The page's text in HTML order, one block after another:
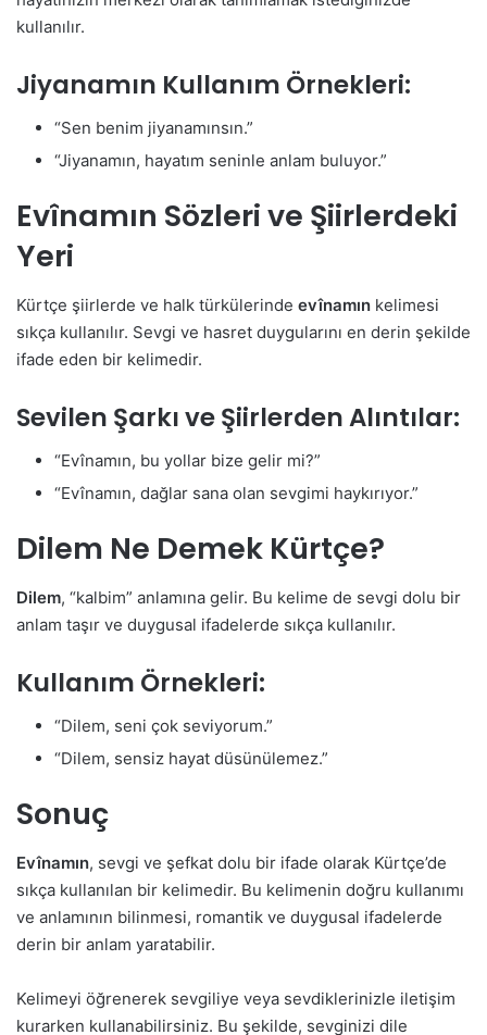
kullanılır.
Jiyanamın Kullanım Örnekleri:
“Sen benim jiyanamınsın.”
“Jiyanamın, hayatım seninle anlam buluyor.”
Evînamın Sözleri ve Şiirlerdeki
Yeri
Kürtçe şiirlerde ve halk türkülerinde evînamın kelimesi
sıkça kullanılır. Sevgi ve hasret duygularını en derin şekilde
ifade eden bir kelimedir.
Sevilen Şarkı ve Şiirlerden Alıntılar:
“Evînamın, bu yollar bize gelir mi?”
“Evînamın, dağlar sana olan sevgimi haykırıyor.”
Dilem Ne Demek Kürtçe?
Dilem, “kalbim” anlamına gelir. Bu kelime de sevgi dolu bir
anlam taşır ve duygusal ifadelerde sıkça kullanılır.
Kullanım Örnekleri:
“Dilem, seni çok seviyorum.”
“Dilem, sensiz hayat düsünülemez.”
Sonuç
Evînamın, sevgi ve şefkat dolu bir ifade olarak Kürtçe’de
sıkça kullanılan bir kelimedir. Bu kelimenin doğru kullanımı
ve anlamının bilinmesi, romantik ve duygusal ifadelerde
derin bir anlam yaratabilir.
Kelimeyi öğrenerek sevgiliye veya sevdiklerinizle iletişim
kurarken kullanabilirsiniz. Bu şekilde, sevginizi dile